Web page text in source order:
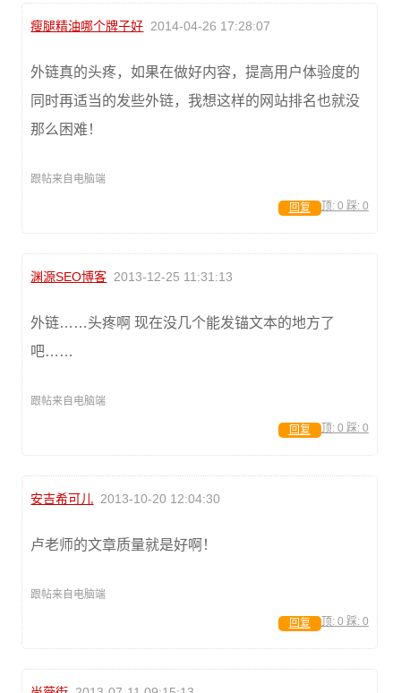
瘦腿精油哪个牌子好 2014-04-26 17:28:07
外链真的头疼，如果在做好内容，提高用户体验度的
同时再适当的发些外链，我想这样的网站排名也就没
那么困难！
跟帖来自电脑端
顶: 0 踩: 0
回复
渊源SEO博客 2013-12-25 11:31:13
外链……头疼啊 现在没几个能发锚文本的地方了
吧……
跟帖来自电脑端
顶: 0 踩: 0
回复
安吉希可儿 2013-10-20 12:04:30
卢老师的文章质量就是好啊！
跟帖来自电脑端
顶: 0 踩: 0
回复